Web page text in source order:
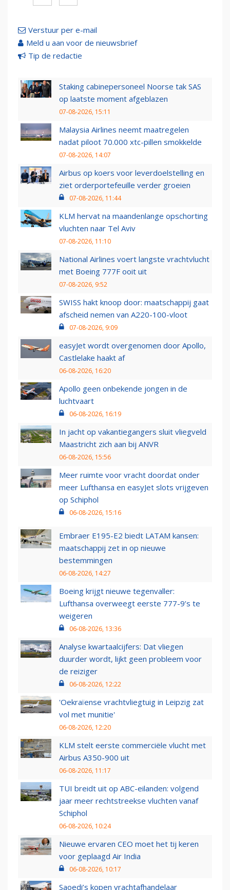
Verstuur per e-mail
Meld u aan voor de nieuwsbrief
Tip de redactie
Staking cabinepersoneel Noorse tak SAS
op laatste moment afgeblazen
07-08-2026, 15:11
Malaysia Airlines neemt maatregelen
nadat piloot 70.000 xtc-pillen smokkelde
07-08-2026, 14:07
Airbus op koers voor leverdoelstelling en
ziet orderportefeuille verder groeien
07-08-2026, 11:44
KLM hervat na maandenlange opschorting
vluchten naar Tel Aviv
07-08-2026, 11:10
National Airlines voert langste vrachtvlucht
met Boeing 777F ooit uit
07-08-2026, 9:52
SWISS hakt knoop door: maatschappij gaat
afscheid nemen van A220-100-vloot
07-08-2026, 9:09
easyJet wordt overgenomen door Apollo,
Castlelake haakt af
06-08-2026, 16:20
Apollo geen onbekende jongen in de
luchtvaart
06-08-2026, 16:19
In jacht op vakantiegangers sluit vliegveld
Maastricht zich aan bij ANVR
06-08-2026, 15:56
Meer ruimte voor vracht doordat onder
meer Lufthansa en easyJet slots vrijgeven
op Schiphol
06-08-2026, 15:16
Embraer E195-E2 biedt LATAM kansen:
maatschappij zet in op nieuwe
bestemmingen
06-08-2026, 14:27
Boeing krijgt nieuwe tegenvaller:
Lufthansa overweegt eerste 777-9’s te
weigeren
06-08-2026, 13:36
Analyse kwartaalcijfers: Dat vliegen
duurder wordt, lijkt geen probleem voor
de reiziger
06-08-2026, 12:22
'Oekraïense vrachtvliegtuig in Leipzig zat
vol met munitie'
06-08-2026, 12:20
KLM stelt eerste commerciële vlucht met
Airbus A350-900 uit
06-08-2026, 11:17
TUI breidt uit op ABC-eilanden: volgend
jaar meer rechtstreekse vluchten vanaf
Schiphol
06-08-2026, 10:24
Nieuwe ervaren CEO moet het tij keren
voor geplaagd Air India
06-08-2026, 10:17
Saoedi’s kopen vrachtafhandelaar